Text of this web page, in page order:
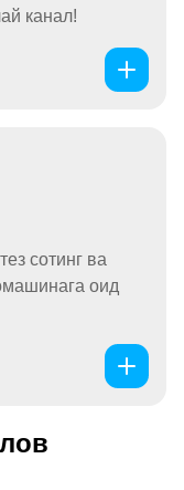
канал!
сотинг ва
оид